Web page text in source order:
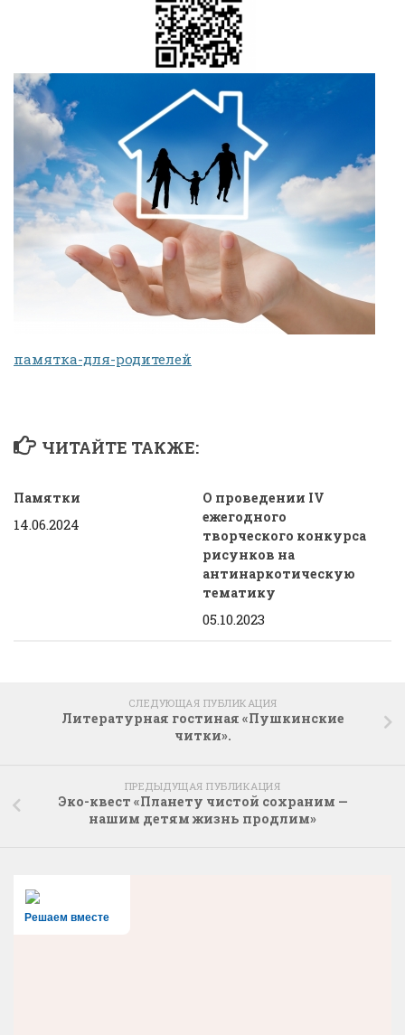
памятка-для-родителей
ЧИТАЙТЕ ТАКЖЕ:
Памятки
14.06.2024
О проведении IV
ежегодного
творческого конкурса
рисунков на
антинаркотическую
тематику
05.10.2023
СЛЕДУЮЩАЯ ПУБЛИКАЦИЯ
Литературная гостиная «Пушкинские
читки».
ПРЕДЫДУЩАЯ ПУБЛИКАЦИЯ
Эко-квест «Планету чистой сохраним —
нашим детям жизнь продлим»
Решаем вместе